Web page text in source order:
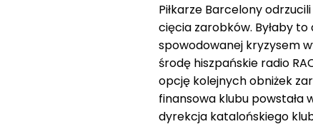
Piłkarze Barcelony
cięcia zarobków. Byłaby
spowodowanej kryzysem
środę hiszpańskie radio
opcję kolejnych obniżek
finansowa klubu powstała
dyrekcja katalońskiego